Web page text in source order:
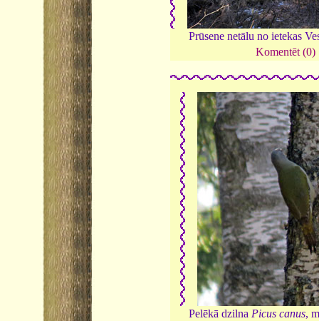
Prūsene netālu no ietekas
Komentēt (0)
Pelēkā dzilna Picus canus,